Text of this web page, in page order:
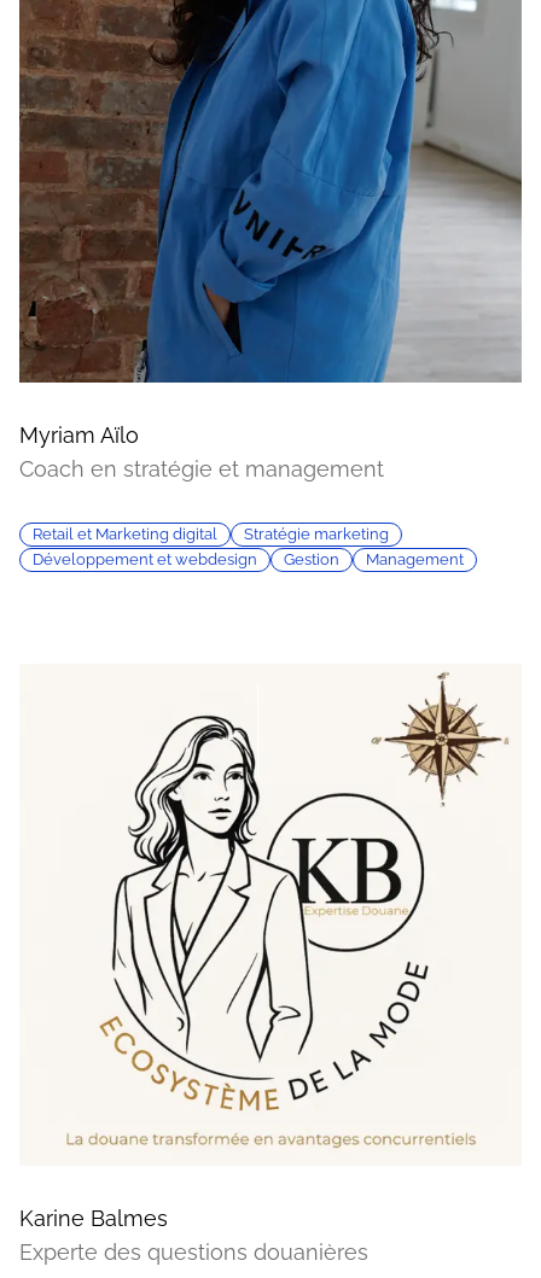
Myriam Aïlo
Coach en stratégie et management
Retail et Marketing digital
Stratégie marketing
Développement et webdesign
Gestion Management
Karine Balmes
Experte des questions douanières